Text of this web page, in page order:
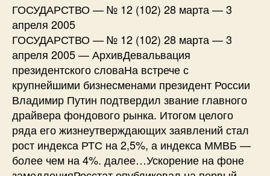
ГОСУДАРСТВО — № 12 (102) 28 марта — 3
апреля 2005
ГОСУДАРСТВО — № 12 (102) 28 марта — 3
апреля 2005 — АрхивДевальвация
президентского словаНа встрече с
крупнейшими бизнесменами президент России
Владимир Путин подтвердил звание главного
драйвера фондового рынка. Итогом целого
ряда его жизнеутверждающих заявлений стал
рост индекса РТС на 2,5%, а индекса ММВБ —
более чем на 4%. далее…Ускорение на фоне